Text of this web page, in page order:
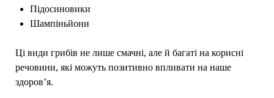
Підосиновики
Шампіньйони
Ці види грибів не лише смачні, але й багаті на корисні
речовини, які можуть позитивно впливати на наше
здоров’я.